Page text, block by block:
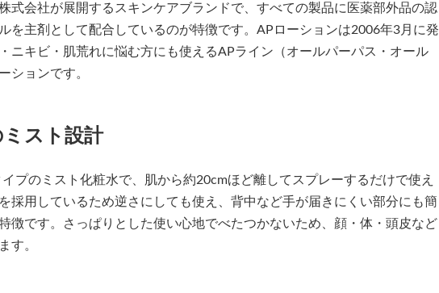
式会社が展開するスキンケアブランドで、すべての製品に医薬部外品の認
を主剤として配合しているのが特徴です。APローションは2006年3月に発
ニキビ・肌荒れに悩む方にも使えるAPライン（オールパーパス・オール
ションです。
スト設計
プのミスト化粧水で、肌から約20cmほど離してスプレーするだけで使え
採用しているため逆さにしても使え、背中など手が届きにくい部分にも簡
徴です。さっぱりとした使い心地でべたつかないため、顔・体・頭皮など
す。